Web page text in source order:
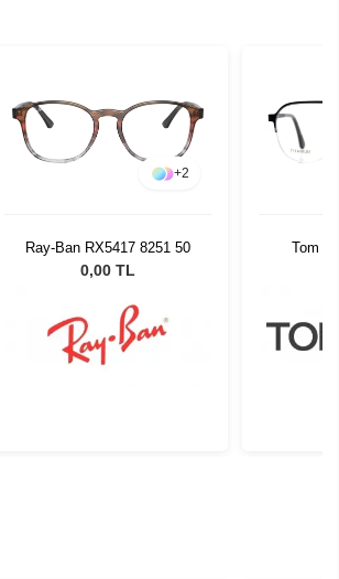
+2
Ray-Ban RX5417 8251 50
0,00 TL
Tom